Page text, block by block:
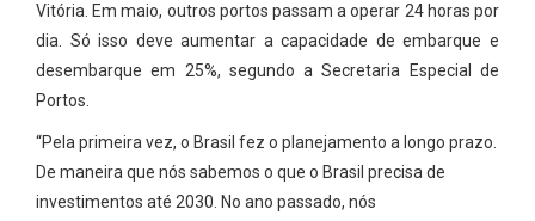
Vitória. Em maio, outros portos passam a operar 24 horas por
dia. Só isso deve aumentar a capacidade de embarque e
desembarque em 25%, segundo a Secretaria Especial de
Portos.
“Pela primeira vez, o Brasil fez o planejamento a longo prazo.
De maneira que nós sabemos o que o Brasil precisa de
investimentos até 2030. No ano passado, nós